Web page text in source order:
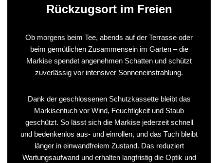
Rückzugsort im Freien
Ob morgens beim Tee, abends auf der Terrasse oder
beim gemütlichen Zusammensein im Garten – die
Markise spendet angenehmen Schatten und schützt
zuverlässig vor intensiver Sonneneinstrahlung.
Dank der geschlossenen Schutzkassette bleibt das
Markisentuch vor Wind, Feuchtigkeit und Staub
geschützt. So lässt sich die Markise jederzeit schnell
und bedenkenlos aus- und einrollen, und das Tuch bleibt
länger in einwandfreiem Zustand. Das reduziert
Wartungsaufwand und erhalten langfristig die Optik und